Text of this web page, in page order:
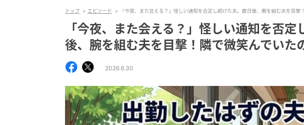
トップ エピソード 「今夜、また会える？」怪しい通知を否定し続けた夫。数日後、腕を組む夫を目撃
「今夜、また会える？」怪しい通知を否定
後、腕を組む夫を目撃！隣で微笑んでいた
2026.6.30